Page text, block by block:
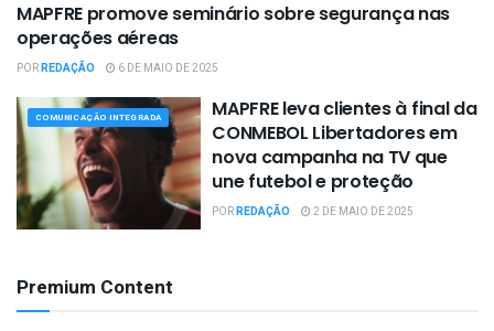
EVENTOS
MAPFRE promove seminário sobre segurança nas
operações aéreas
PORREDAÇÃO 6 DE MAIO DE 2025
COMUNICAÇÃO INTEGRADA
MAPFRE leva clientes à final da
CONMEBOL Libertadores em
nova campanha na TV que
une futebol e proteção
PORREDAÇÃO 2 DE MAIO DE 2025
Premium Content